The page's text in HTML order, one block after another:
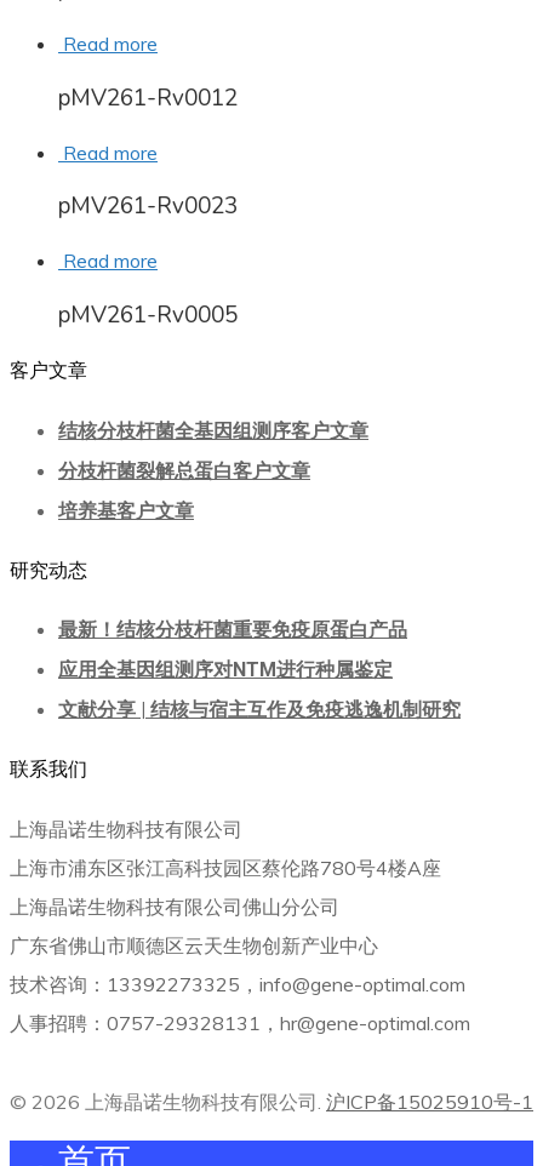
Read more
pMV261-Rv0012
Read more
pMV261-Rv0023
Read more
pMV261-Rv0005
客户文章
结核分枝杆菌全基因组测序客户文章
分枝杆菌裂解总蛋白客户文章
培养基客户文章
研究动态
最新！结核分枝杆菌重要免疫原蛋白产品
应用全基因组测序对NTM进行种属鉴定
文献分享 | 结核与宿主互作及免疫逃逸机制研究
联系我们
上海晶诺生物科技有限公司
上海市浦东区张江高科技园区蔡伦路780号4楼A座
上海晶诺生物科技有限公司佛山分公司
广东省佛山市顺德区云天生物创新产业中心
技术咨询：13392273325，info@gene-optimal.com
人事招聘：0757-29328131，hr@gene-optimal.com
© 2026 上海晶诺生物科技有限公司. 沪ICP备15025910号-1